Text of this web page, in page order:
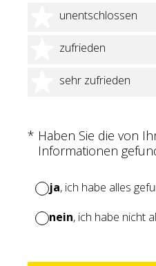
unentschlossen
3 Sterne
zufrieden
4 Sterne
sehr zufrieden
5 Sterne
* Haben Sie die von
Informationen
(Erforderlich.)
ja, ich habe alles
nein, ich habe nicht